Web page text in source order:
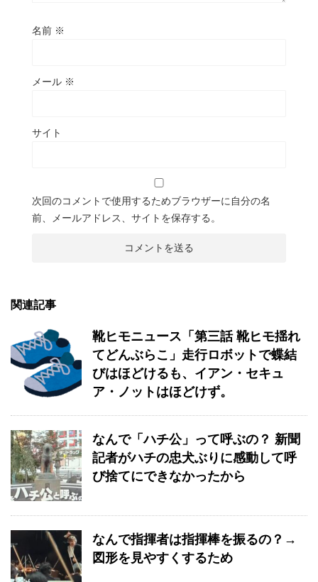
名前 ※
メール ※
サイト
次回のコメントで使用するためブラウザーに自分の名
前、メールアドレス、サイトを保存する。
関連記事
靴ヒモニュース「第三話 靴ヒモ揺れ
てどんぶらこ」走行ロボットで蝶結
びはほどけるも、イアン・セキュ
ア・ノットはほどけず。
なんで「ハチ公」って呼ぶの？ 新聞
記者がハチの忠犬ぶりに感動して呼
び捨てにできなかったから
なんで指揮者は指揮棒を振るの？→
図形を見やすくするため